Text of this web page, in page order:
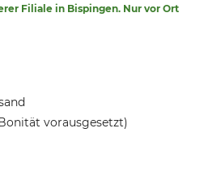
Filiale in Bispingen. Nur vor Ort
vorausgesetzt)